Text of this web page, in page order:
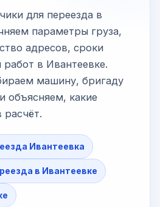
для переезда в
параметры груза,
адресов, сроки
работ в Ивантеевке.
машину, бригаду
объясняем, какие
расчёт.
Ивантеевка
в Ивантеевке